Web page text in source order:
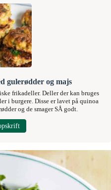
gulerødder og majs
frikadeller. Deller der kan bruges
i burgere. Disse er lavet på quinoa
og de smager SÅ godt.